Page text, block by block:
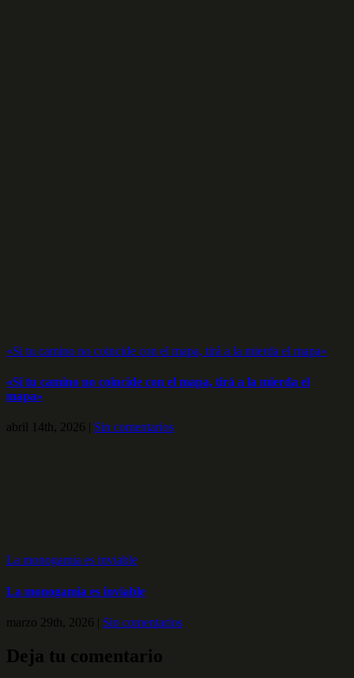
«Si tu camino no coincide con el mapa, tirá a la mierda el mapa»
«Si tu camino no coincide con el mapa, tirá a la mierda el
mapa»
abril 14th, 2026 Sin comentarios
La monogamia es inviable
La monogamia es inviable
marzo 29th, 2026 Sin comentarios
Deja tu comentario